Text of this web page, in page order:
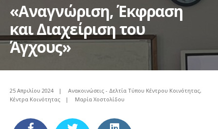
«Αναγνώριση, Έκφραση
και Διαχείριση του
Άγχους»
25 Απριλίου 2024 | Ανακοινώσεις - Δελτία Τύπου Κέντρου Κοινότητας,
Κέντρα Κοινότητας
| Μαρία Χοστολίδου